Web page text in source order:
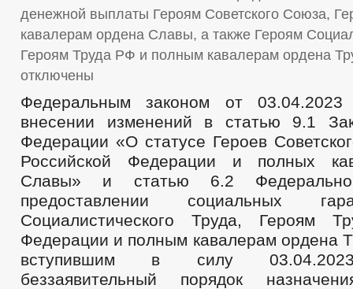
денежной выплаты Героям Советского Союза,
кавалерам ордена Славы, а также Героям
Героям Труда РФ и полным кавалерам ордена
отключены
Федеральным законом от
внесении изменений в статью 9.1
Федерации «О статусе Героев
Российской Федерации и полных
Славы» и статью 6.2
предоставлении социальных
Социалистического Труда, Героям
Федерации и полным кавалерам ордена
вступившим в силу
беззаявительный порядок